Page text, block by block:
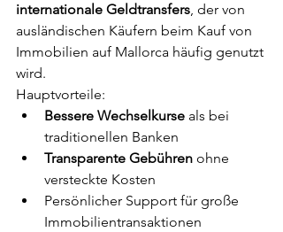
internationale Geldtransfers, der von
ausländischen Käufern beim Kauf von
Immobilien auf Mallorca häufig genutzt
wird.
Hauptvorteile:
Bessere Wechselkurse als bei
traditionellen Banken
Transparente Gebühren ohne
versteckte Kosten
Persönlicher Support für große
Immobilientransaktionen